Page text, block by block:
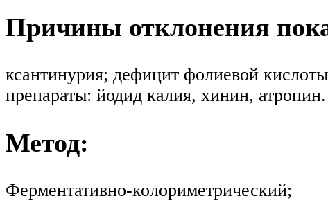
Причины отклонения
ксантинурия; дефицит фолиевой
препараты: йодид калия, хинин, атропин.
Метод:
Ферментативно-колориметрический;